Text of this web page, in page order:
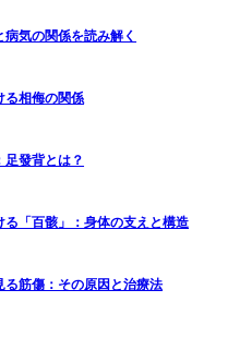
気の関係を読み解く
る相侮の関係
足發背とは？
る「百骸」：身体の支えと構造
る筋傷：その原因と治療法